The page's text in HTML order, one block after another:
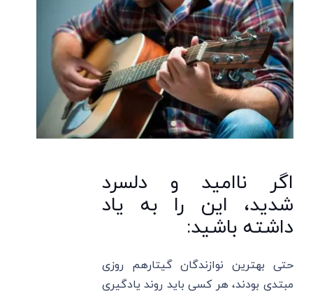
اگر ناامید و دلسرد
شدید، این را به یاد
داشته باشید:
حتی بهترین نوازندگان گیتارهم روزی
مبتدی بودند، هر کسی باید روند یادگیری